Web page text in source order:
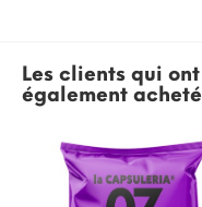
Les clients qui
également acheté